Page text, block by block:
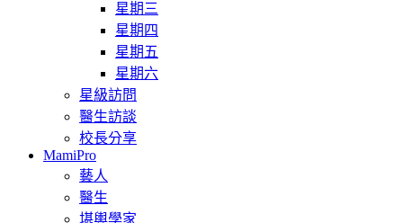
星期三
星期四
星期五
星期六
星級訪問
醫生訪談
校長分享
MamiPro
藝人
醫生
堪輿學家